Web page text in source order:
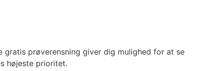
gratis prøverensning giver dig mulighed for at se
højeste prioritet.